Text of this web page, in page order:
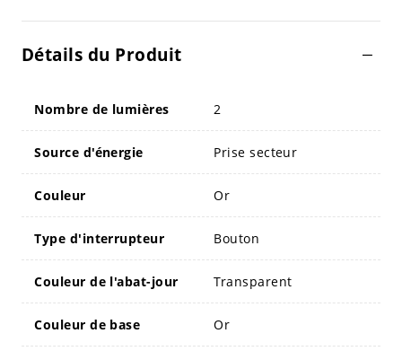
Détails du Produit
Nombre de lumières 2
Source d'énergie Prise secteur
Couleur Or
Type d'interrupteur Bouton
Couleur de l'abat-jour Transparent
Couleur de base Or